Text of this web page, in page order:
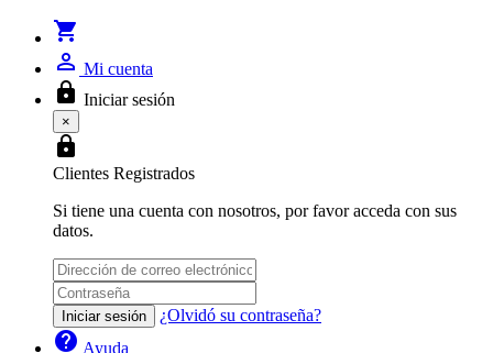
shopping_cart
person_outline Mi cuenta
lock Iniciar sesión
×
lock
Clientes Registrados
Si tiene una cuenta con nosotros, por favor acceda con sus
datos.
Iniciar sesión ¿Olvidó su contraseña?
help Ayuda